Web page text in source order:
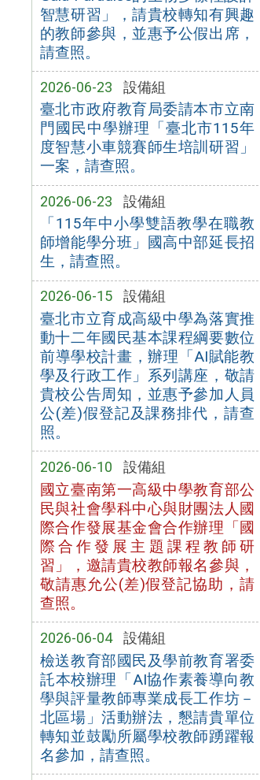
智慧研習」，請貴校轉知有興趣
的教師參與，並惠予公假出席，
請查照。
2026-06-23 設備組
臺北市政府教育局委請本市立南
門國民中學辦理「臺北市115年
度智慧小車競賽師生培訓研習」
一案，請查照。
2026-06-23 設備組
「115年中小學雙語教學在職教
師增能學分班」國高中部延長招
生，請查照。
2026-06-15 設備組
臺北市立育成高級中學為落實推
動十二年國民基本課程綱要數位
前導學校計畫，辦理「AI賦能教
學及行政工作」系列講座，敬請
貴校公告周知，並惠予參加人員
公(差)假登記及課務排代，請查
照。
2026-06-10 設備組
國立臺南第一高級中學教育部公
民與社會學科中心與財團法人國
際合作發展基金會合作辦理「國
際合作發展主題課程教師研
習」，邀請貴校教師報名參與，
敬請惠允公(差)假登記協助，請
查照。
2026-06-04 設備組
檢送教育部國民及學前教育署委
託本校辦理「AI協作素養導向教
學與評量教師專業成長工作坊－
北區場」活動辦法，懇請貴單位
轉知並鼓勵所屬學校教師踴躍報
名參加，請查照。